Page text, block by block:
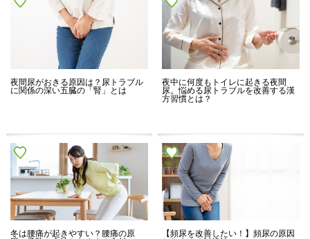
夜間尿がおきる原因は？尿トラブル
に関係の深い五臓の「腎」とは
夜中に何度もトイレに起きる夜間
尿。悩める尿トラブルを改善する漢
方習慣とは？
冬は腰痛が起きやすい？腰痛の原
【頻尿を改善したい！】頻尿の原因